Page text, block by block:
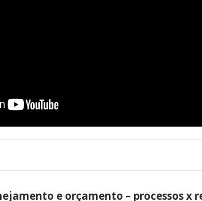
e orçamento – processos